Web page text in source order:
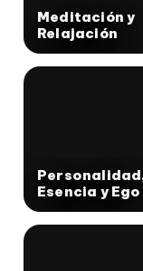
Meditación y
Relajación
Esencia y Ego